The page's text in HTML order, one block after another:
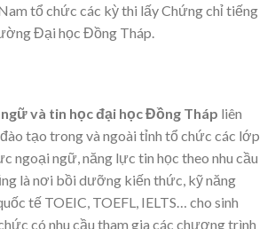
tổ chức các kỳ thi lấy Chứng chỉ tiếng
Đại học Đồng Tháp.
và tin học đại học Đồng Tháp liên
tạo trong và ngoài tỉnh tổ chức các lớp
ngoại ngữ, năng lực tin học theo nhu cầu
là nơi bồi dưỡng kiến thức, kỹ năng
tế TOEIC, TOEFL, IELTS… cho sinh
có nhu cầu tham gia các chương trình